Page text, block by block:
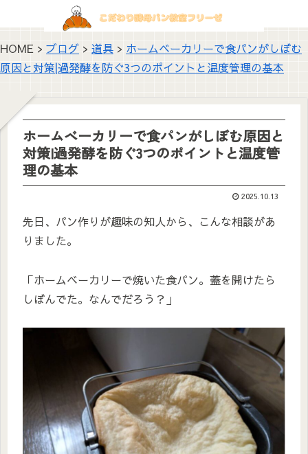
HOME > ブログ > 道具 > ホームベーカリーで食パンがしぼむ
原因と対策|過発酵を防ぐ3つのポイントと温度管理の基本
ホームベーカリーで食パンがしぼむ原因と
対策|過発酵を防ぐ3つのポイントと温度管
理の基本
2025.10.13
先日、パン作りが趣味の知人から、こんな相談があ
りました。
「ホームベーカリーで焼いた食パン。蓋を開けたら
しぼんでた。なんでだろう？」